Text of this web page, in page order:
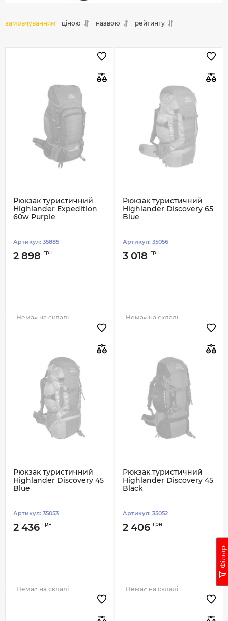
замовчуванням ціною назвою рейтингу
Фільтр
Рюкзак туристичний
Highlander Expedition
60w Purple
Артикул: 35885
2 898 грн
Немає на складі
Рюкзак туристичний
Highlander Discovery 65
Blue
Артикул: 35056
3 018 грн
Немає на складі
Рюкзак туристичний
Highlander Discovery 45
Blue
Артикул: 35053
2 436 грн
Немає на складі
Рюкзак туристичний
Highlander Discovery 45
Black
Артикул: 35052
2 406 грн
Немає на складі